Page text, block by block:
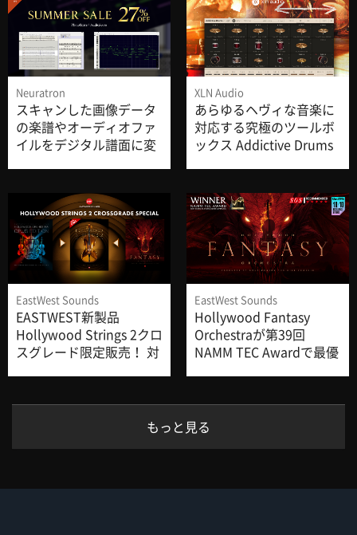
採用情報
会社概要
マイアカウント
Neuratron
スキャンした画像データ
の楽譜やオーディオファ
イルをデジタル譜面に変
XLN Audio
あらゆるヘヴィな音楽に
対応する究極のツールボ
ックス Addictive Drums
EastWest Sounds
EASTWEST新製品
Hollywood Strings 2クロ
スグレード限定販売！ 対
EastWest Sounds
Hollywood Fantasy
Orchestraが第39回
NAMM TEC Awardで最優
もっと見る